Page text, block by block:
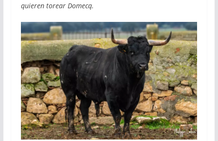
quieren torear Domecq.